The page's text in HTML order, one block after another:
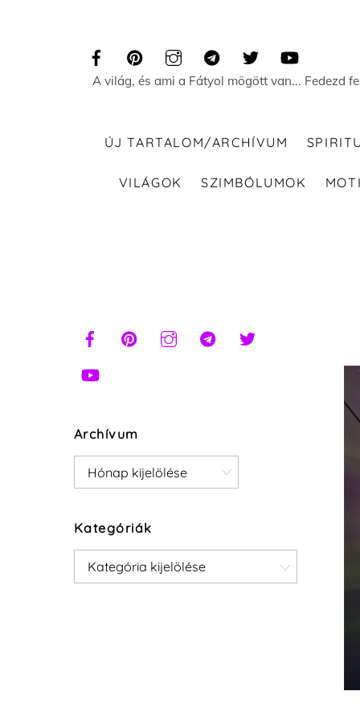
A világ, és ami a Fátyol mögött van... Fedezd
ÚJ TARTALOM/ARCHÍVUM
VILÁGOK SZIMBÓLUMOK
Archívum
Archívum
Kategóriák
Kategóriák